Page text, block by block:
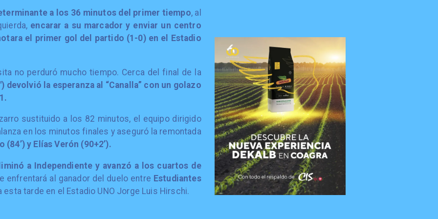
a los 36 minutos del primer tiempo, al
encarar a su marcador y enviar un centro
el primer gol del partido (1-0) en el Estadio
no perduró mucho tiempo. Cerca del final de la
devolvió la esperanza al “Canalla” con un golazo
sustituido a los 82 minutos, el equipo dirigido
en los minutos finales y aseguró la remontada
(84’) y Elías Verón (90+2’).
a Independiente y avanzó a los cuartos de
enfrentará al ganador del duelo entre Estudiantes
tarde en el Estadio UNO Jorge Luis Hirschi.